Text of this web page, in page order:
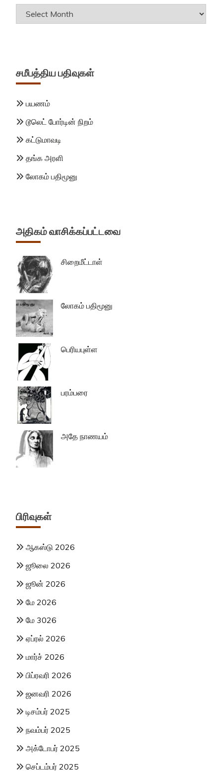
Archives
சமீபத்திய பதிவுகள்
பயணம்
டூலெட் போர்டின் நிறம்
கட்டுமாவடி
தங்க அரளி
லோகம் பதிமூனு
அதிகம் வாசிக்கப்பட்டவை
சிறைமீட்டாள்
லோகம் பதிமூனு
பெரியபுள்ள
பரம்பரை
அதே நாணயம்
பிரிவுகள்
ஆகஸ்டு 2026
ஜூலை 2026
ஜூன் 2026
மே 2026
மே 3026
ஏப்ரல் 2026
மார்ச் 2026
பிப்ரவரி 2026
ஜனவரி 2026
டிசம்பர் 2025
நவம்பர் 2025
அக்டோபர் 2025
செப்டம்பர் 2025